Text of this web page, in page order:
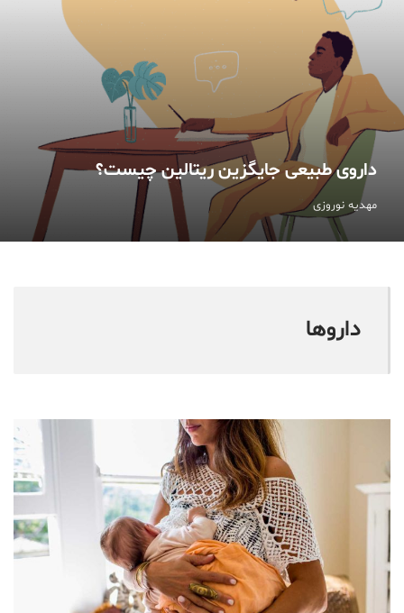
مهدیه نوروزی
داروی طبیعی جایگزین ریتالین چیست؟
دارو‌ها